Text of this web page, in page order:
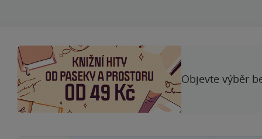
Objevte výběr